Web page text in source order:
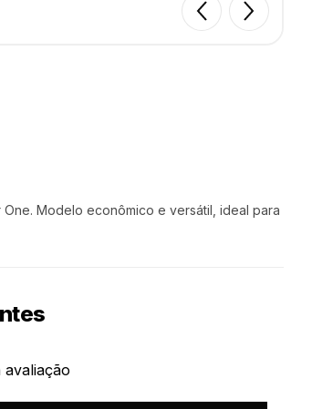
Modelo econômico e versátil, ideal para